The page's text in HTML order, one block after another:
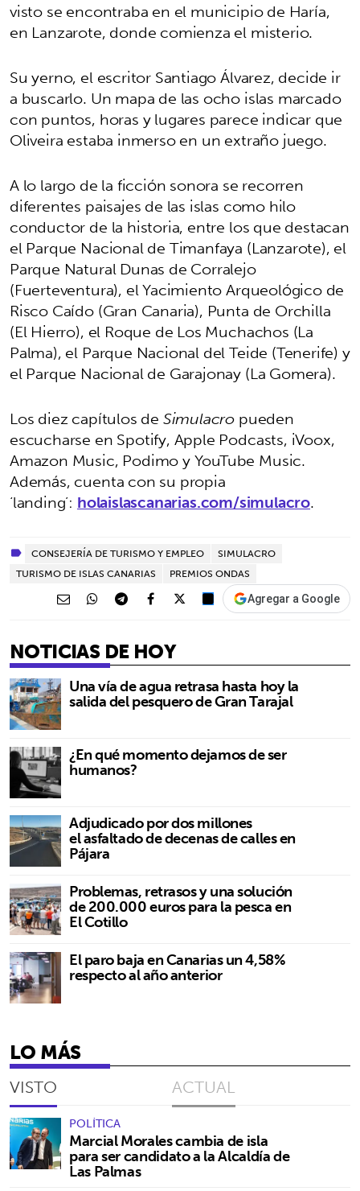
visto se encontraba en el municipio de Haría,
en Lanzarote, donde comienza el misterio.
Su yerno, el escritor Santiago Álvarez, decide ir
a buscarlo. Un mapa de las ocho islas marcado
con puntos, horas y lugares parece indicar que
Oliveira estaba inmerso en un extraño juego.
A lo largo de la ficción sonora se recorren
diferentes paisajes de las islas como hilo
conductor de la historia, entre los que destacan
el Parque Nacional de Timanfaya (Lanzarote), el
Parque Natural Dunas de Corralejo
(Fuerteventura), el Yacimiento Arqueológico de
Risco Caído (Gran Canaria), Punta de Orchilla
(El Hierro), el Roque de Los Muchachos (La
Palma), el Parque Nacional del Teide (Tenerife) y
el Parque Nacional de Garajonay (La Gomera).
Los diez capítulos deSimulacropueden
escucharse en Spotify, Apple Podcasts, iVoox,
Amazon Music, Podimo y YouTube Music.
Además, cuenta con su propia
‘landing’: holaislascanarias.com/simulacro.
CONSEJERÍA DE TURISMO Y EMPLEO
SIMULACRO
TURISMO DE ISLAS CANARIAS
PREMIOS ONDAS
Agregar a Google
NOTICIAS DE HOY
Una vía de agua retrasa hasta hoy la
salida del pesquero de Gran Tarajal
¿En qué momento dejamos de ser
humanos?
Adjudicado por dos millones
el asfaltado de decenas de calles en
Pájara
Problemas, retrasos y una solución
de 200.000 euros para la pesca en
El Cotillo
El paro baja en Canarias un 4,58%
respecto al año anterior
LO MÁS
VISTO ACTUAL
POLÍTICA
Marcial Morales cambia de isla
para ser candidato a la Alcaldía de
Las Palmas